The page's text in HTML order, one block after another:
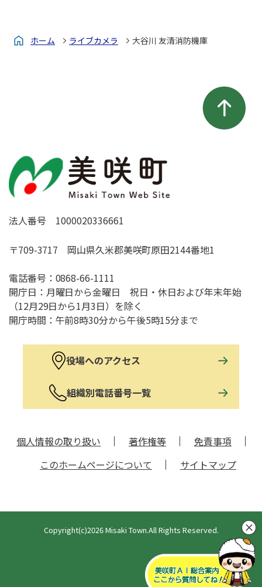
ホーム ライブカメラ 大谷川 友清消防機庫
法人番号 1000020336661
〒709-3717 岡山県久米郡美咲町原田2144番地1
電話番号： 0868-66-1111
開庁日：月曜日から金曜日 祝日・休日および年末年始
（12月29日から1月3日）を除く
開庁時間：午前8時30分から午後5時15分まで
役場へのアクセス
組織別電話番号一覧
個人情報の取り扱い 著作権等
免責事項
このホームページについて
サイトマップ
Copyright(c)2026 Misaki Town.All Rights Reserved.